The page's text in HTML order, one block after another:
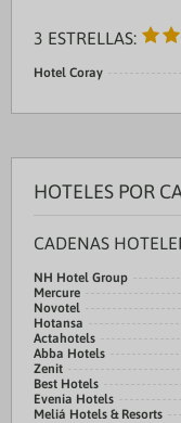
3 ESTRELLAS:
Hotel Coray
HOTELES POR
CADENAS
NH Hotel Group
Mercure
Novotel
Hotansa
Actahotels
Abba Hotels
Zenit
Best Hotels
Evenia Hotels
Meliá Hotels & Resorts